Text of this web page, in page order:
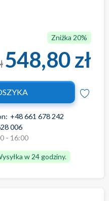
Zniżka 20%
548,80 zł
+48 661 678 242
006
- 16:00
w 24 godziny.